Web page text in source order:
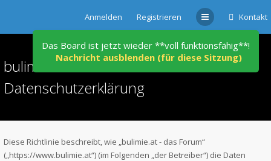
Das Board ist jetzt wieder **voll funktionsfähig**!
Nachricht ausblenden (für diese Sitzung)
Anmelden Registrieren Kontakt
bulimie.at - das Forum -
Datenschutzerklärung
Diese Richtlinie beschreibt, wie „bulimie.at - das Forum“
(„https://www.bulimie.at“) (im Folgenden „der Betreiber“) die Daten